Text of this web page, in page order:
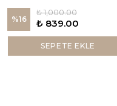
%16
₺ 1,000.00
₺ 839.00
SEPETE EKLE